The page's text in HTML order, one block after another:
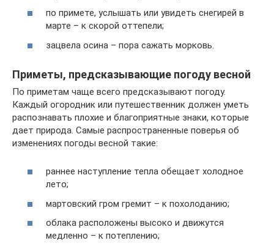
по примете, услышать или увидеть снегирей в
марте – к скорой оттепели;
зацвела осина – пора сажать морковь.
Приметы, предсказывающие погоду весной
По приметам чаще всего предсказывают погоду.
Каждый огородник или путешественник должен уметь
распознавать плохие и благоприятные знаки, которые
дает природа. Самые распространенные поверья об
изменениях погоды весной такие:
раннее наступление тепла обещает холодное
лето;
мартовский гром гремит – к похолоданию;
облака расположены высоко и движутся
медленно – к потеплению;